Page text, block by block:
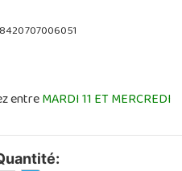
8420707006051
entreMARDI 11 ET MERCREDI